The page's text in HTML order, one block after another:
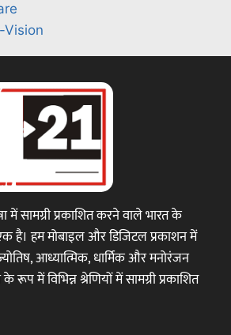
Vision
में सामग्री प्रकाशित करने वाले भारत के
है। हम मोबाइल और डिजिटल प्रकाशन में
आध्यात्मिक, धार्मिक और मनोरंजन
रूप में विभिन्न श्रेणियों में सामग्री प्रकाशित